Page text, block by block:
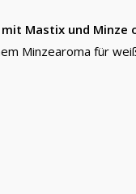
Mastix und Minze
Minzearoma für